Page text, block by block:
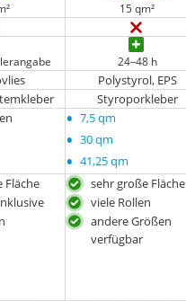
15 qm²
24–48 h
Polystyrol, EPS
Styroporkleber
• 7,5 qm
• 30 qm
• 41,25 qm
Fläche
sehr große Fläche
viele Rollen
andere Größen
verfügbar